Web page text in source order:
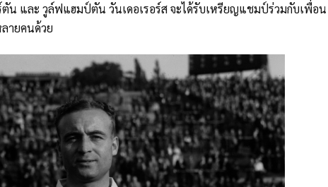
น และ วูล์ฟแฮมป์ตัน วันเดอเรอร์ส จะได้รับเหรียญแชมป์ร่วมกับเพื่อน
ายคนด้วย